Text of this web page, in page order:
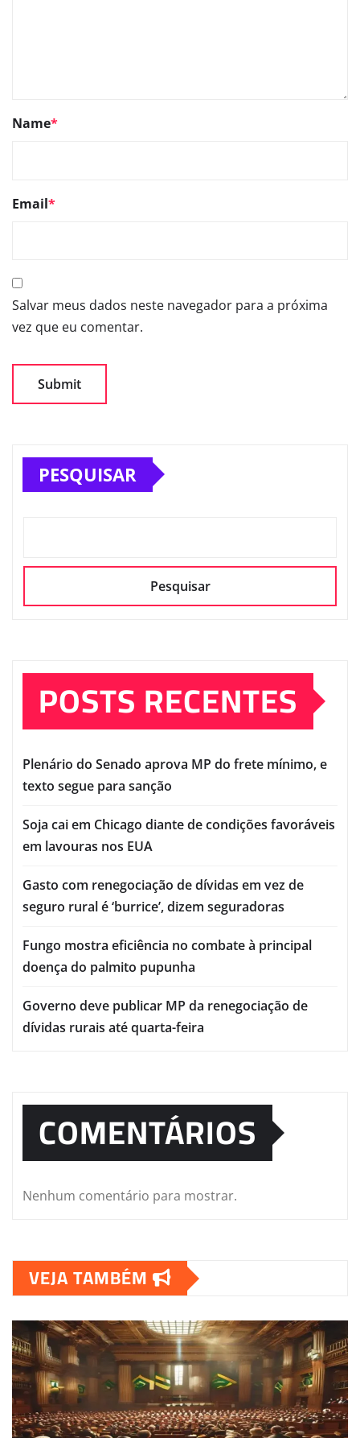
Name*
Email*
Salvar meus dados neste navegador para a próxima
vez que eu comentar.
PESQUISAR
Pesquisar
POSTS RECENTES
Plenário do Senado aprova MP do frete mínimo, e
texto segue para sanção
Soja cai em Chicago diante de condições favoráveis
em lavouras nos EUA
Gasto com renegociação de dívidas em vez de
seguro rural é ‘burrice’, dizem seguradoras
Fungo mostra eficiência no combate à principal
doença do palmito pupunha
Governo deve publicar MP da renegociação de
dívidas rurais até quarta-feira
COMENTÁRIOS
Nenhum comentário para mostrar.
VEJA TAMBÉM